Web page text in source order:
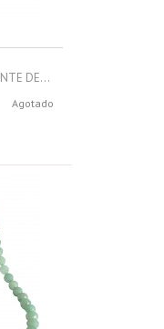
DE...
Agotado